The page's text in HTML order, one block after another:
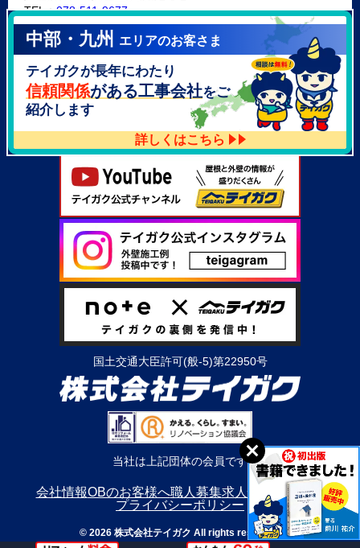
TEL：078-511-9677
テイガク泉北・泉南店
大阪府泉北郡忠岡町高月南3-14
TEL：072-521-2637
中部・九州 エリアのお客さま
テイガクが長年にわたり
信頼関係がある工事会社をご
紹介します
詳しくはこちら
国土交通大臣許可(般-5)第22950号
当社は上記団体の会員です
会社情報OBのお客様へ職人募集求人情報
利用規約
プライバシーポリシー
© 2026 株式会社テイガク All rights reserved.